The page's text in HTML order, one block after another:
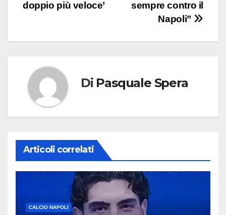
sempre contro il
Napoli”
doppio più veloce’
Di Pasquale Spera
Articoli correlati
CALCIO NAPOLI